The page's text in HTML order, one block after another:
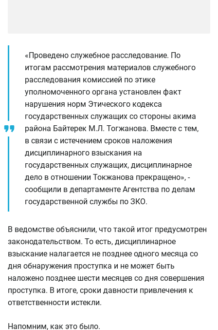
«Проведено служебное расследование. По
итогам рассмотрения материалов служебного
расследования комиссией по этике
уполномоченного органа установлен факт
нарушения норм Этического кодекса
государственных служащих со стороны акима
района Байтерек М.Л. Тогжанова. Вместе с тем,
в связи с истечением сроков наложения
дисциплинарного взыскания на
государственных служащих, дисциплинарное
дело в отношении Токжанова прекращено», -
сообщили в департаменте Агентства по делам
государственной службы по ЗКО.
В ведомстве объяснили, что такой итог предусмотрен
законодательством. То есть, дисциплинарное
взыскание налагается не позднее одного месяца со
дня обнаружения проступка и не может быть
наложено позднее шести месяцев со дня совершения
проступка. В итоге, сроки давности привлечения к
ответственности истекли.
Напомним, как это было.